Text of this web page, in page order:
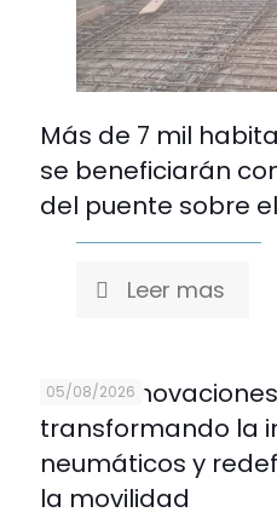
Más de 7 mil
se beneficiarán
del puente sobre
Leer mas
05/08/2026
Cinco
transformando la
neumáticos y
la movilidad